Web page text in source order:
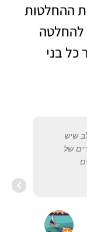
ההחלטות
להחלטה
כל בני
שיש
של